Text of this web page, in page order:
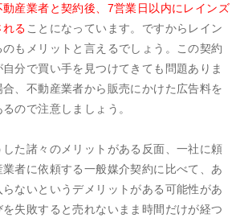
動産業者と契約後、7営業日以内にレインズ
る ことになっています。ですからレイン
もメリットと言えるでしょう。この契約
分で買い手を見つけてきても問題ありま
、不動産業者から販売にかけた広告料を
ので注意しましょう。
た諸々のメリットがある反面、一社に頼
者に依頼する一般媒介契約に比べて、あ
ないというデメリットがある可能性があ
失敗すると売れないまま時間だけが経つ